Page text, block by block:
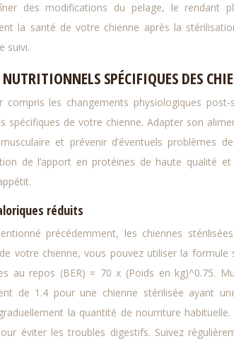
des modifications du pelage, le rendant
la santé de votre chienne après la
suivi.
SPÉCIFIQUES DES
compris les changements physiologiques
spécifiques de votre chienne. Adapter son
et prévenir d’éventuels problèmes
de l’apport en protéines de haute
réduits
précédemment, les chiennes
votre chienne, vous pouvez utiliser la
au repos (BER) = 70 x (Poids en kg)^0.75.
de 1.4 pour une chienne stérilisée ayant
la quantité de nourriture
éviter les troubles digestifs. Suivez